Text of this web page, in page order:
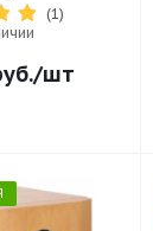
(1)
/шт